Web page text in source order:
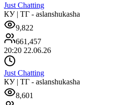
Just Chatting
КУ | ТГ - aslanshukasha
9,822
661,457
20:20 22.06.26
Just Chatting
КУ | ТГ - aslanshukasha
8,601